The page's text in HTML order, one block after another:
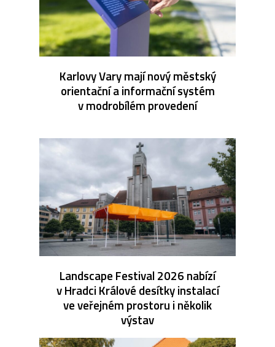
Karlovy Vary mají nový městský
orientační a informační systém
v modrobílém provedení
Landscape Festival 2026 nabízí
v Hradci Králové desítky instalací
ve veřejném prostoru i několik
výstav